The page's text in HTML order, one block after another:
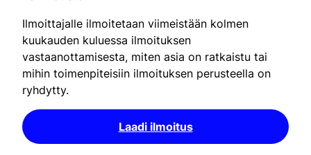
Ilmoittajalle ilmoitetaan viimeistään kolmen
kuukauden kuluessa ilmoituksen
vastaanottamisesta, miten asia on ratkaistu tai
mihin toimenpiteisiin ilmoituksen perusteella on
ryhdytty.
Laadi ilmoitus